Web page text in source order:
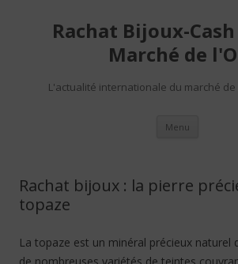
Rachat Bijoux-
Marché de
L'actualité internationale du marché
Menu
Rachat bijoux : la pierre
topaze
La topaze est un minéral précieux naturel